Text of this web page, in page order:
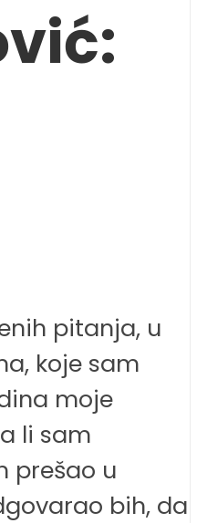
pitanja, u
koje sam
moje
li sam
prešao u
bih, da